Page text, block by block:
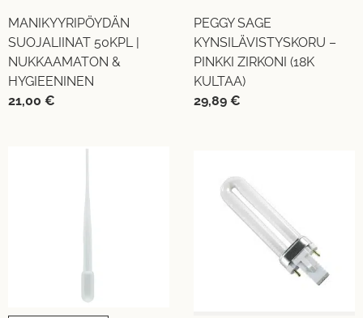
MANIKYYRIPÖYDÄN
SUOJALIINAT 50KPL |
NUKKAAMATON &
HYGIEENINEN
21,00 €
PEGGY SAGE
KYNSILÄVISTYSKORU –
PINKKI ZIRKONI (18K
KULTAA)
29,89 €